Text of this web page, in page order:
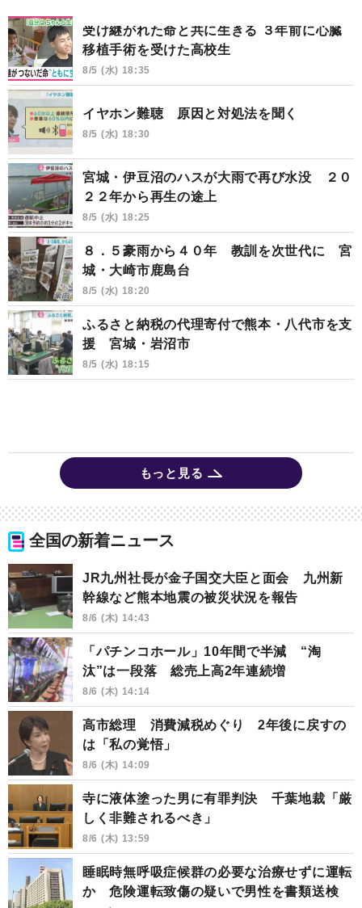
受け継がれた命と共に生きる ３年前に心臓
移植手術を受けた高校生
8/5 (水) 18:35
イヤホン難聴 原因と対処法を聞く
8/5 (水) 18:30
宮城・伊豆沼のハスが大雨で再び水没 ２０
２２年から再生の途上
8/5 (水) 18:25
８．５豪雨から４０年 教訓を次世代に 宮
城・大崎市鹿島台
8/5 (水) 18:20
ふるさと納税の代理寄付で熊本・八代市を支
援 宮城・岩沼市
8/5 (水) 18:15
もっと見る
全国の新着ニュース
JR九州社長が金子国交大臣と面会 九州新
幹線など熊本地震の被災状況を報告
8/6 (木) 14:43
「パチンコホール」10年間で半減 “淘
汰”は一段落 総売上高2年連続増
8/6 (木) 14:14
高市総理 消費減税めぐり 2年後に戻すの
は「私の覚悟」
8/6 (木) 14:09
寺に液体塗った男に有罪判決 千葉地裁「厳
しく非難されるべき」
8/6 (木) 13:59
睡眠時無呼吸症候群の必要な治療せずに運転
か 危険運転致傷の疑いで男性を書類送検